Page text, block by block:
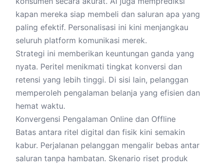
kapan mereka siap membeli dan saluran apa yang
paling efektif. Personalisasi ini kini menjangkau
seluruh platform komunikasi merek.
Strategi ini memberikan keuntungan ganda yang
nyata. Peritel menikmati tingkat konversi dan
retensi yang lebih tinggi. Di sisi lain, pelanggan
memperoleh pengalaman belanja yang efisien dan
hemat waktu.
Konvergensi Pengalaman Online dan Offline
Batas antara ritel digital dan fisik kini semakin
kabur. Perjalanan pelanggan mengalir bebas antar
saluran tanpa hambatan. Skenario riset produk